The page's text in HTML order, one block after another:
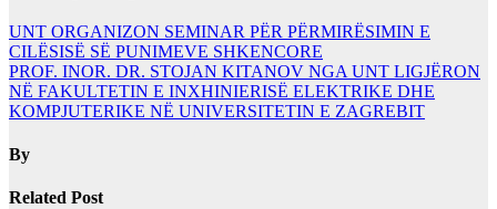
UNT ORGANIZON SEMINAR PËR PËRMIRËSIMIN E
CILËSISË SË PUNIMEVE SHKENCORE
PROF. INOR. DR. STOJAN KITANOV NGA UNT LIGJËRON
NË FAKULTETIN E INXHINIERISË ELEKTRIKE DHE
KOMPJUTERIKE NË UNIVERSITETIN E ZAGREBIT
By
Related Post